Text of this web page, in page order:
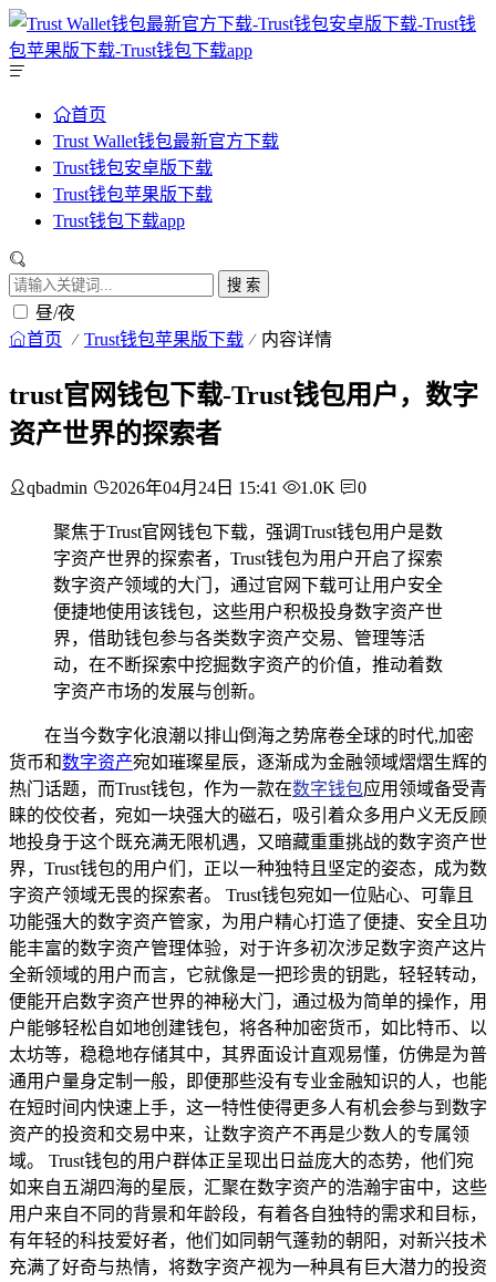
首页
Trust Wallet钱包最新官方下载
Trust钱包安卓版下载
Trust钱包苹果版下载
Trust钱包下载app
搜 索
昼/夜
首页 Trust钱包苹果版下载 内容详情
trust官网钱包下载-Trust钱包用户，数字
资产世界的探索者
qbadmin 2026年04月24日 15:41 1.0K 0
聚焦于Trust官网钱包下载，强调Trust钱包用户是数
字资产世界的探索者，Trust钱包为用户开启了探索
数字资产领域的大门，通过官网下载可让用户安全
便捷地使用该钱包，这些用户积极投身数字资产世
界，借助钱包参与各类数字资产交易、管理等活
动，在不断探索中挖掘数字资产的价值，推动着数
字资产市场的发展与创新。
在当今数字化浪潮以排山倒海之势席卷全球的时代,加密
货币和数字资产宛如璀璨星辰，逐渐成为金融领域熠熠生辉的
热门话题，而Trust钱包，作为一款在数字钱包应用领域备受青
睐的佼佼者，宛如一块强大的磁石，吸引着众多用户义无反顾
地投身于这个既充满无限机遇，又暗藏重重挑战的数字资产世
界，Trust钱包的用户们，正以一种独特且坚定的姿态，成为数
字资产领域无畏的探索者。 Trust钱包宛如一位贴心、可靠且
功能强大的数字资产管家，为用户精心打造了便捷、安全且功
能丰富的数字资产管理体验，对于许多初次涉足数字资产这片
全新领域的用户而言，它就像是一把珍贵的钥匙，轻轻转动，
便能开启数字资产世界的神秘大门，通过极为简单的操作，用
户能够轻松自如地创建钱包，将各种加密货币，如比特币、以
太坊等，稳稳地存储其中，其界面设计直观易懂，仿佛是为普
通用户量身定制一般，即便那些没有专业金融知识的人，也能
在短时间内快速上手，这一特性使得更多人有机会参与到数字
资产的投资和交易中来，让数字资产不再是少数人的专属领
域。 Trust钱包的用户群体正呈现出日益庞大的态势，他们宛
如来自五湖四海的星辰，汇聚在数字资产的浩瀚宇宙中，这些
用户来自不同的背景和年龄段，有着各自独特的需求和目标，
有年轻的科技爱好者，他们如同朝气蓬勃的朝阳，对新兴技术
充满了好奇与热情，将数字资产视为一种具有巨大潜力的投资